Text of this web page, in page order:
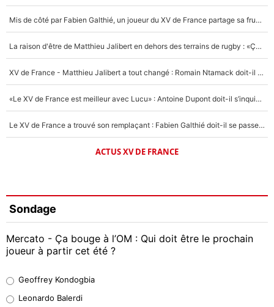
Mis de côté par Fabien Galthié, un joueur du XV de France partage sa frustration : «ils ne me l’ont pas dit tout de suite»
La raison d'être de Matthieu Jalibert en dehors des terrains de rugby : «Ça m'atteint autant que si tu touches à un membre de ma famille»
XV de France - Matthieu Jalibert a tout changé : Romain Ntamack doit-il s’inquiéter pour sa place à un an de la Coupe du monde ?
«Le XV de France est meilleur avec Lucu» : Antoine Dupont doit-il s’inquiéter pour sa place ?
Le XV de France a trouvé son remplaçant : Fabien Galthié doit-il se passer d'Antoine Dupont ?
ACTUS XV DE FRANCE
Sondage
Mercato - Ça bouge à l’OM : Qui doit être le prochain
joueur à partir cet été ?
38%
Geoffrey Kondogbia
Leonardo Balerdi